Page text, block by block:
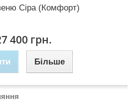
Сіра (Комфорт)
400 грн.
Більше